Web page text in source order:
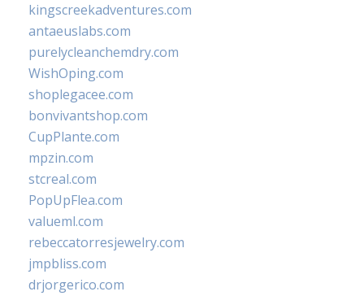
kingscreekadventures.com
antaeuslabs.com
purelycleanchemdry.com
WishOping.com
shoplegacee.com
bonvivantshop.com
CupPlante.com
mpzin.com
stcreal.com
PopUpFlea.com
valueml.com
rebeccatorresjewelry.com
jmpbliss.com
drjorgerico.com